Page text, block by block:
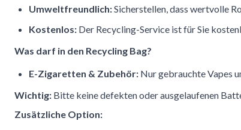
Umweltfreundlich:Sicherstellen, dass wertvolle
Kostenlos: Der Recycling-Service ist für Sie
Was darf in den Recycling Bag?
E-Zigaretten & Zubehör: Nur gebrauchte Vapes
Wichtig: Bitte keine defekten oder ausgelaufenen
Zusätzliche Option: